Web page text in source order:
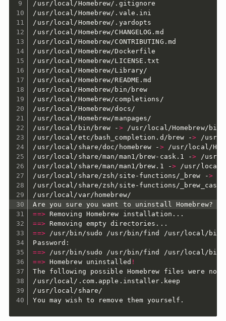
/usr/local/Homebrew/.gitignore
/usr/local/Homebrew/.vale.ini
/usr/local/Homebrew/.yardopts
/usr/local/Homebrew/CHANGELOG.md
/usr/local/Homebrew/CONTRIBUTING.md
/usr/local/Homebrew/Dockerfile
/usr/local/Homebrew/LICENSE.txt
/usr/local/Homebrew/Library/
/usr/local/Homebrew/README.md
/usr/local/Homebrew/bin/brew
/usr/local/Homebrew/completions/
/usr/local/Homebrew/docs/
/usr/local/Homebrew/manpages/
/usr/local/bin/brew - > /usr/local/Homebrew/bin/
/usr/local/etc/bash_completion.d/brew -> /usr/
/usr/local/share/doc/homebrew - > /usr/local/
/usr/local/share/man/man1/brew-cask.1 -> /usr/
/usr/local/share/man/man1/brew.1 -> /usr/local/
/usr/local/share/zsh/site-functions/_brew -> /
/usr/local/share/zsh/site-functions/_brew_cask
/usr/local/var/homebrew/
Are you sure you want to uninstall Homebrew?
==> Removing Homebrew installation ..
==> Removing empty directories ..
==> /usr/bin/sudo /usr/bin/find /usr/local/bin /
==> /usr/bin/sudo /usr/bin/find /usr/local/bin /
==> Homebrew uninstalled !
The following possible Homebrew files were not
/usr/local/.com.apple.installer.keep
/usr/local/share/
You may wish to remove them yourself.